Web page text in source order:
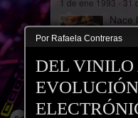
1 de ene 1993 - 31
Nace
Por Rafaela Contreras
DEL VINILO